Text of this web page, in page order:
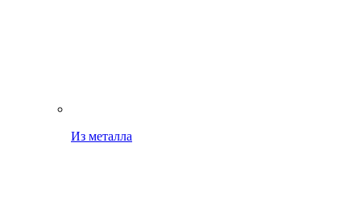
Из металла